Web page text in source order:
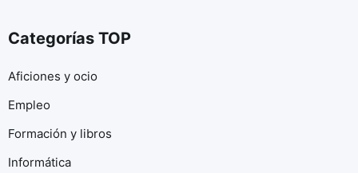
Categorías TOP
Aficiones y ocio
Empleo
Formación y libros
Informática